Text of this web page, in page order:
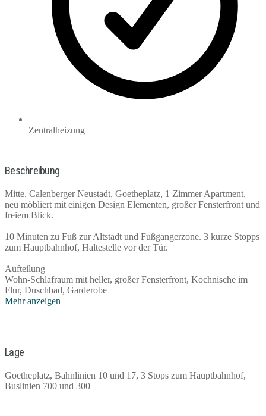
Zentralheizung
Beschreibung
Mitte, Calenberger Neustadt, Goetheplatz, 1 Zimmer Apartment,
neu möbliert mit einigen Design Elementen, großer Fensterfront und
freiem Blick.
10 Minuten zu Fuß zur Altstadt und Fußgangerzone. 3 kurze Stopps
zum Hauptbahnhof, Haltestelle vor der Tür.
Aufteilung
Wohn-Schlafraum mit heller, großer Fensterfront, Kochnische im
Flur, Duschbad, Garderobe
Mehr anzeigen
Lage
Goetheplatz, Bahnlinien 10 und 17, 3 Stops zum Hauptbahnhof,
Buslinien 700 und 300